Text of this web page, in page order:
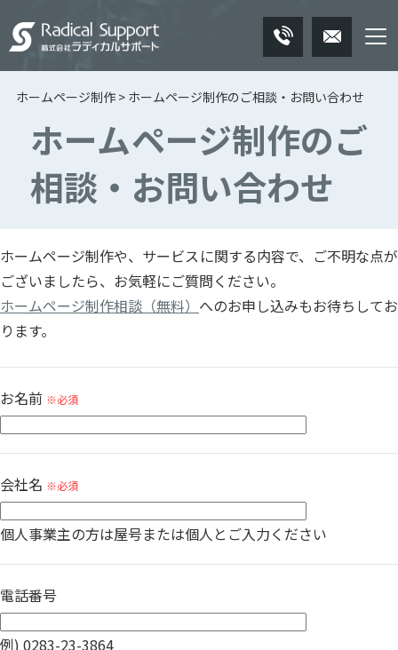
ホーム
制作事例
制作の流れ
無料相談
ホームページ制作 > ホームページ制作のご相談・お問い合わせ
ホームページ制作のご
相談・お問い合わせ
ホームページ制作や、サービスに関する内容で、ご不明な点が
ございましたら、お気軽にご質問ください。
ホームページ制作相談（無料） へのお申し込みもお待ちしてお
ります。
お名前 ※必須
会社名 ※必須
個人事業主の方は屋号または個人とご入力ください
電話番号
例) 0283-23-3864